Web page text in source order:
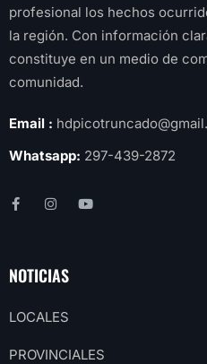
profesional los hechos
la región. Con información
constituye en un medio de
comunidad.
Email :
Whatsapp: 297-439-2872
NOTICIAS
LOCALES
PROVINCIALES